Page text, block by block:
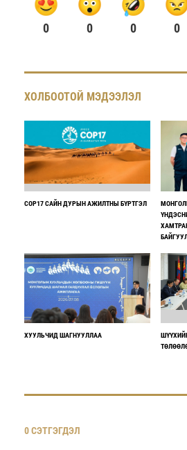
0 0 0 0
ХОЛБООТОЙ МЭДЭЭЛЭЛ
COP17 САЙН ДУРЫН АЖИЛТНЫ БҮРТГЭЛ
ХУУЛЬЧИД ШАГНУУЛЛАА
0 СЭТГЭГДЭЛ